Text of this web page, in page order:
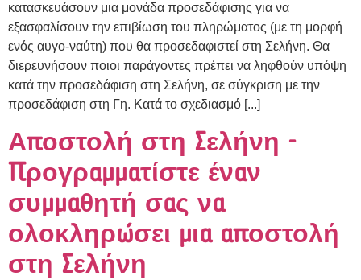
κατασκευάσουν μια μονάδα προσεδάφισης για να
εξασφαλίσουν την επιβίωση του πληρώματος (με τη μορφή
ενός αυγο-ναύτη) που θα προσεδαφιστεί στη Σελήνη. Θα
διερευνήσουν ποιοι παράγοντες πρέπει να ληφθούν υπόψη
κατά την προσεδάφιση στη Σελήνη, σε σύγκριση με την
προσεδάφιση στη Γη. Κατά το σχεδιασμό [...]
Αποστολή στη Σελήνη -
Προγραμματίστε έναν
συμμαθητή σας να
ολοκληρώσει μια αποστολή
στη Σελήνη